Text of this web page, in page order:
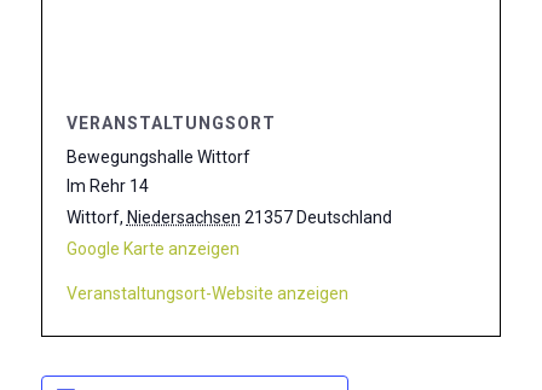
VERANSTALTUNGSORT
Bewegungshalle Wittorf
Im Rehr 14
Wittorf, Niedersachsen 21357 Deutschland
Google Karte anzeigen
Veranstaltungsort-Website anzeigen